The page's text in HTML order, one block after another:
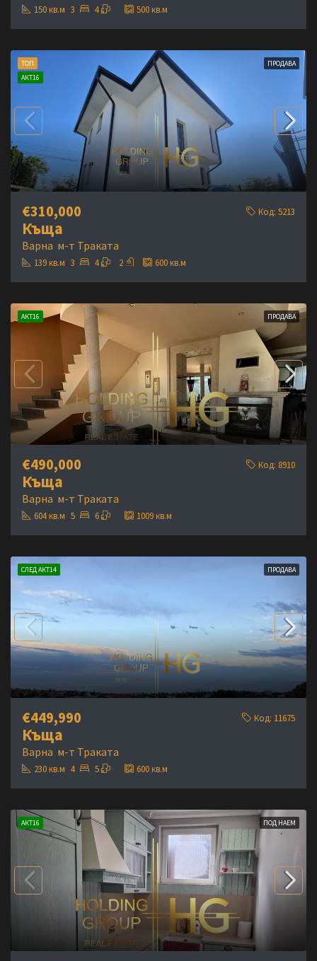
150 кв.м 3 4 500 кв.м
ПРОДАВА
ТОП
АКТ16
€310,000 Код: 5213
Къща
Варна м-т Траката
139 кв.м 3 4 2 600 кв.м
ПРОДАВА
АКТ16
€490,000 Код: 8910
Къща
Варна м-т Траката
604 кв.м 5 6 1009 кв.м
ПРОДАВА
СЛЕД АКТ14
€449,990 Код: 11675
Къща
Варна м-т Траката
230 кв.м 4 5 600 кв.м
ПОД НАЕМ
АКТ16